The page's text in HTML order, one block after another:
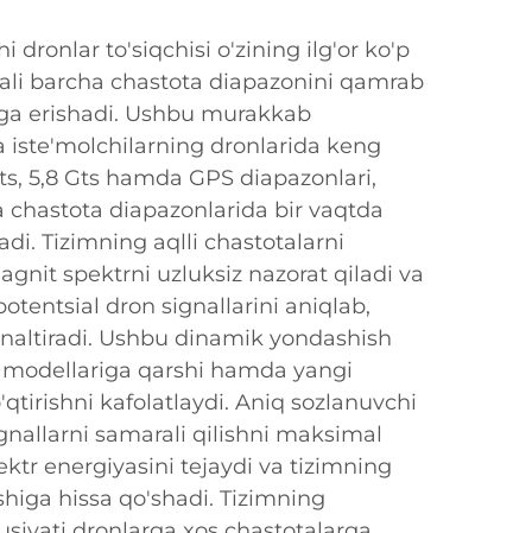
dronlar to'siqchisi o'zining ilg'or ko'p
barcha chastota diapazonini qamrab
erishadi. Ushbu murakkab
iste'molchilarning dronlarida keng
5,8 Gts hamda GPS diapazonlari,
diapazonlarida bir vaqtda
Tizimning aqlli chastotalarni
spektrni uzluksiz nazorat qiladi va
dron signallarini aniqlab,
Ushbu dinamik yondashish
qarshi hamda yangi
kafolatlaydi. Aniq sozlanuvchi
samarali qilishni maksimal
energiyasini tejaydi va tizimning
hissa qo'shadi. Tizimning